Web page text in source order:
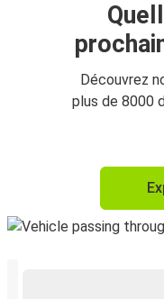
Découvrez
plus de 8000